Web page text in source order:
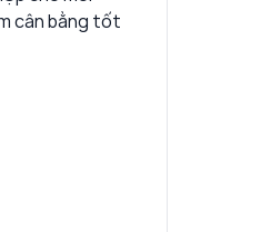
cân bằng tốt